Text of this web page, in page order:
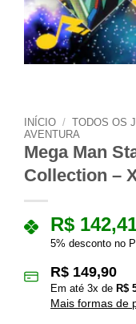
INÍCIO / TODOS OS
AVENTURA
Mega Man
Collection –
R$
5% desconto no
R$ 149,90
Em até 3x de R$
Mais formas de